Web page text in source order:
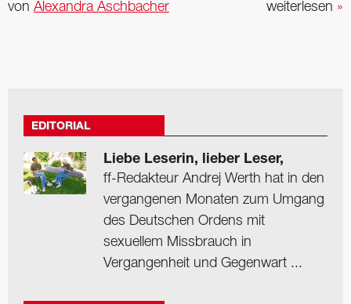
weiterlesen »
von Alexandra Aschbacher
EDITORIAL
Liebe Leserin, lieber Leser,
ff-Redakteur Andrej Werth hat in den
vergangenen Monaten zum Umgang
des Deutschen Ordens mit
sexuellem Missbrauch in
Vergangenheit und Gegenwart ...